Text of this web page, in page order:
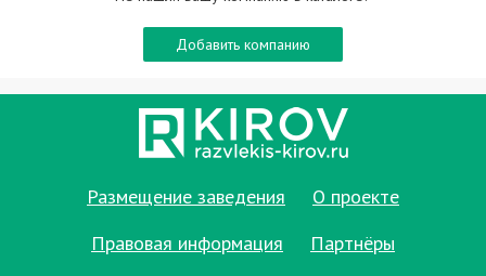
Добавить компанию
Размещение заведения
О проекте
Правовая информация
Партнёры